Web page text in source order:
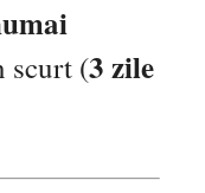
scurt (3 zile